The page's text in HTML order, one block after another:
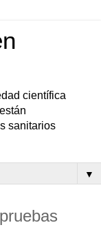
científica
sanitarios
▼